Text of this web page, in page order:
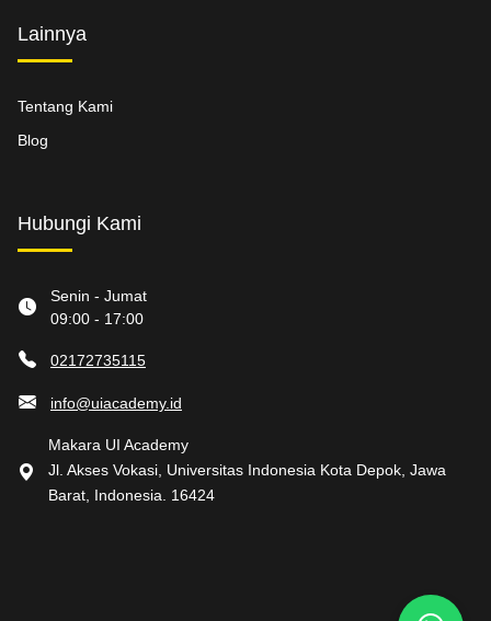
Lainnya
Tentang Kami
Blog
Hubungi Kami
Senin - Jumat
09:00 - 17:00
02172735115
info@uiacademy.id
Makara UI Academy
Jl. Akses Vokasi, Universitas Indonesia Kota Depok, Jawa
Barat, Indonesia. 16424